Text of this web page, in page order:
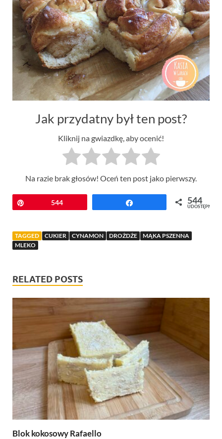
Jak przydatny był ten post?
Kliknij na gwiazdkę, aby ocenić!
Na razie brak głosów! Oceń ten post jako pierwszy.
Przypnij544 544
UDOSTĘPNIEŃ
TAGGED CUKIER CYNAMON DROŻDŻE
MĄKA PSZENNA
MLEKO
RELATED POSTS
Blok kokosowy Rafaello